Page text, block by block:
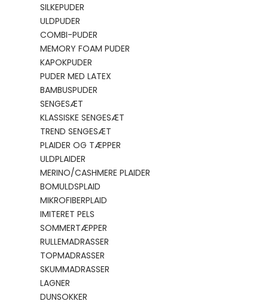
SILKEPUDER
ULDPUDER
COMBI-PUDER
MEMORY FOAM PUDER
KAPOKPUDER
PUDER MED LATEX
BAMBUSPUDER
SENGESÆT
KLASSISKE SENGESÆT
TREND SENGESÆT
PLAIDER OG TÆPPER
ULDPLAIDER
MERINO/CASHMERE PLAIDER
BOMULDSPLAID
MIKROFIBERPLAID
IMITERET PELS
SOMMERTÆPPER
RULLEMADRASSER
TOPMADRASSER
SKUMMADRASSER
LAGNER
DUNSOKKER